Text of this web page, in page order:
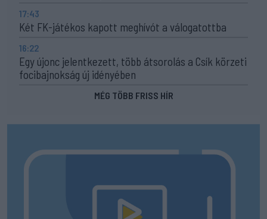
17:43
Két FK-játékos kapott meghívót a válogatottba
16:22
Egy újonc jelentkezett, több átsorolás a Csík körzeti
focibajnokság új idényében
MÉG TÖBB FRISS HÍR